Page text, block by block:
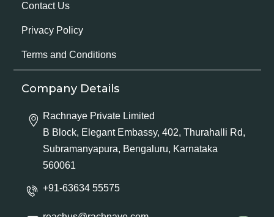
Contact Us
Privacy Policy
Terms and Conditions
Company Details
Rachnaye Private Limited
B Block, Elegant Embassy, 402, Thurahalli Rd,
Subramanyapura, Bengaluru, Karnataka
560061
+91-63634 55575